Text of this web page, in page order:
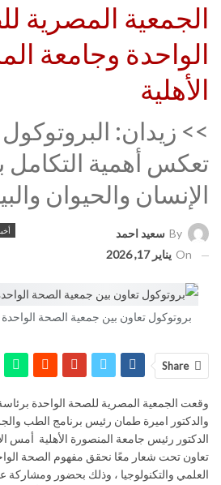
الجمعية المصرية
الواحدة وجامعة
الأهلية
>> زيدان:
تعكس أهمية
الإنسان والحيوان
By سعيد احمد
On يناير 17, 2026
بروتوكول تعاون بين جمعية الصحة الواحدة
Share
وقعت الجمعية المصرية للصحة الواحدة
والدكتور اميرة طمان رئيس برنامج الطب
الدكتور رئيس جامعة المنصورة الأهلية أمس
تعاون تحت شعار معًا نحقق مفهوم الصحة
العلمي والتكنولوجيا ، وذلك بحضور ومشاركة